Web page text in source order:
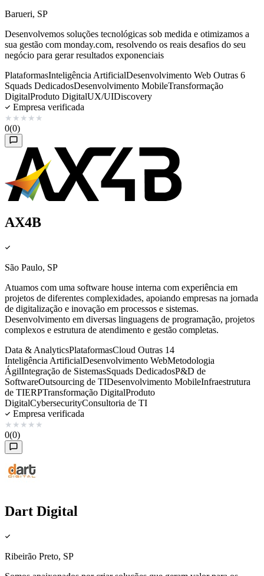
Barueri, SP
Desenvolvemos soluções tecnológicas sob medida e otimizamos a
sua gestão com monday.com, resolvendo os reais desafios do seu
negócio para gerar resultados exponenciais
PlataformasInteligência ArtificialDesenvolvimento Web Outras 6
Squads DedicadosDesenvolvimento MobileTransformação
DigitalProduto DigitalUX/UIDiscovery
Empresa verificada
★ ★ ★ ★ ★
0(0)
AX4B
São Paulo, SP
Atuamos com uma software house interna com experiência em
projetos de diferentes complexidades, apoiando empresas na jornada
de digitalização e inovação em processos e sistemas.
Desenvolvimento em diversas linguagens de programação, projetos
complexos e estrutura de atendimento e gestão completas.
Data & AnalyticsPlataformasCloud Outras 14
Inteligência ArtificialDesenvolvimento WebMetodologia
ÁgilIntegração de SistemasSquads DedicadosP&D de
SoftwareOutsourcing de TIDesenvolvimento MobileInfraestrutura
de TIERPTransformação DigitalProduto
DigitalCybersecurityConsultoria de TI
Empresa verificada
★ ★ ★ ★ ★
0(0)
Dart Digital
Ribeirão Preto, SP